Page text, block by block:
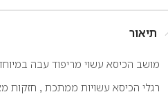
תיאור
מושב הכיסא עשוי מריפוד עבה
רגלי הכיסא עשויות ממתכת , חזקות